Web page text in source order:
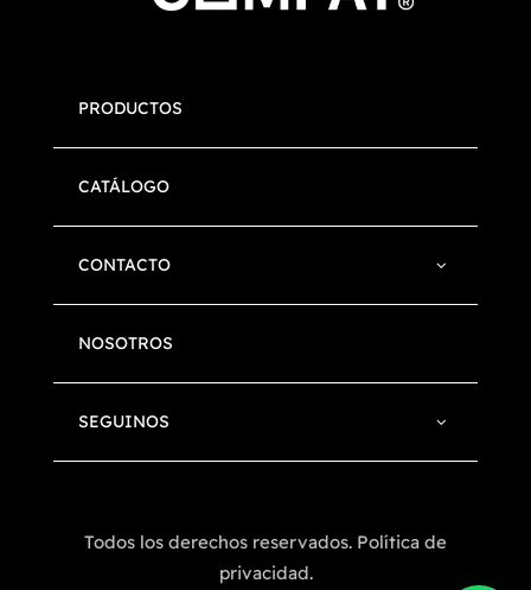
PRODUCTOS
CATÁLOGO
CONTACTO
NOSOTROS
SEGUINOS
Todos los derechos reservados. Política de
privacidad.